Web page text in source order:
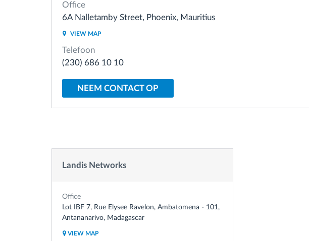
Toegangsbeheer
Routeplanning en -monitoring
Automatische
bestuurdersidentificatie
Office
6A Nalletamby Street, Phoenix, Mauritius
VIEW MAP
Telefoon
(230) 686 10 10
NEEM CONTACT OP
Landis Networks
Office
Lot IBF 7, Rue Elysee Ravelon, Ambatomena - 101,
Antananarivo, Madagascar
VIEW MAP